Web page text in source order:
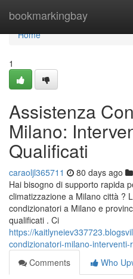
bookmarkingbay
Home
Home
1
Assistenza
Milano:
Qualificati
caraoljl365711 80 days ago
Hai bisogno di supporto rapida
climatizzazione a Milano città ?
condizionatori a Milano e
qualificati . Ci
https://
condizionatori-milano-
Comments
Who